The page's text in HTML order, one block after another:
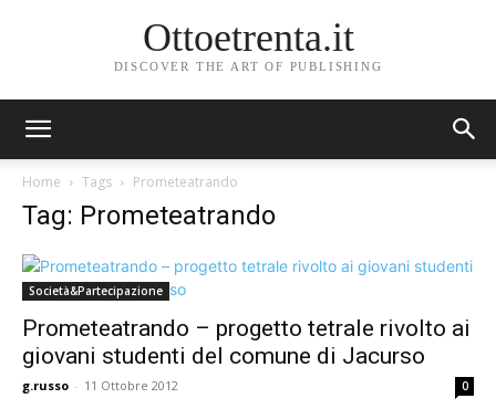
Ottoetrenta.it
DISCOVER THE ART OF PUBLISHING
Home Tags Prometeatrando
Tag: Prometeatrando
Società&Partecipazione
Prometeatrando – progetto tetrale rivolto ai
giovani studenti del comune di Jacurso
g.russo - 11 Ottobre 2012 0